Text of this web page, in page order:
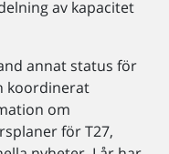
av kapacitet
annat status för
koordinerat
om
för T27,